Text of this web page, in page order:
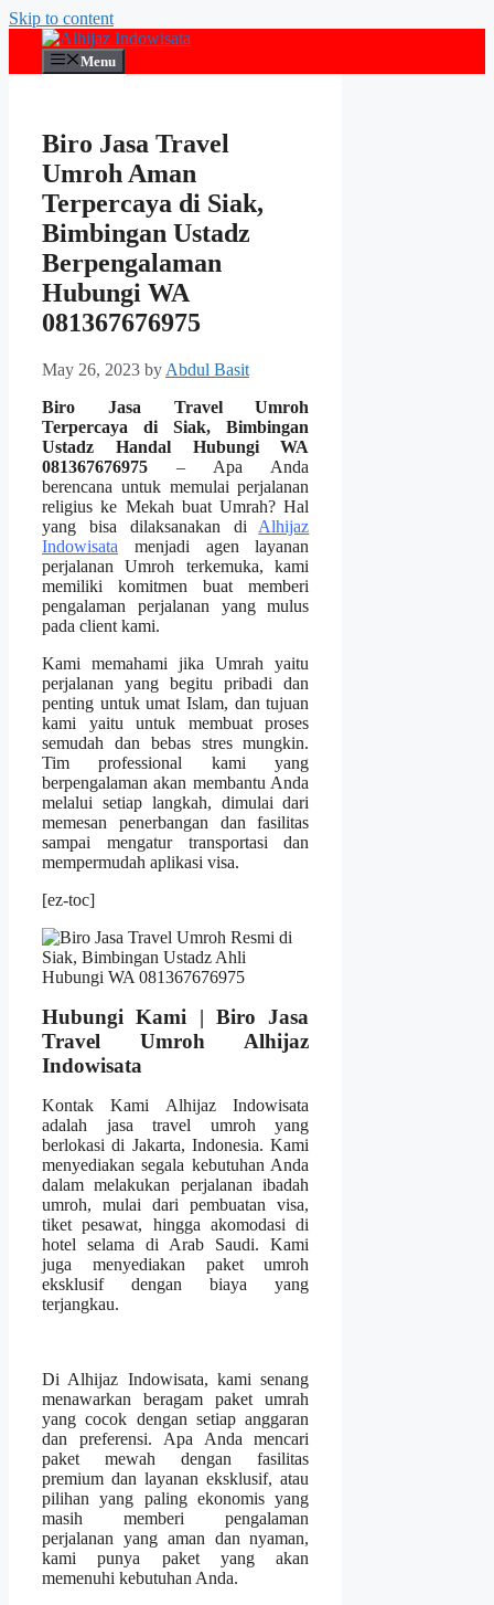
Skip to content
Menu
Biro Jasa Travel
Umroh Aman
Terpercaya di Siak,
Bimbingan Ustadz
Berpengalaman
Hubungi WA
081367676975
May 26, 2023 by Abdul Basit
Biro Jasa Travel Umroh
Terpercaya di Siak, Bimbingan
Ustadz Handal Hubungi WA
081367676975 – Apa Anda
berencana untuk memulai perjalanan
religius ke Mekah buat Umrah? Hal
yang bisa dilaksanakan di Alhijaz
Indowisata menjadi agen layanan
perjalanan Umroh terkemuka, kami
memiliki komitmen buat memberi
pengalaman perjalanan yang mulus
pada client kami.
Kami memahami jika Umrah yaitu
perjalanan yang begitu pribadi dan
penting untuk umat Islam, dan tujuan
kami yaitu untuk membuat proses
semudah dan bebas stres mungkin.
Tim professional kami yang
berpengalaman akan membantu Anda
melalui setiap langkah, dimulai dari
memesan penerbangan dan fasilitas
sampai mengatur transportasi dan
mempermudah aplikasi visa.
[ez-toc]
Hubungi Kami | Biro Jasa
Travel Umroh Alhijaz
Indowisata
Kontak Kami Alhijaz Indowisata
adalah jasa travel umroh yang
berlokasi di Jakarta, Indonesia. Kami
menyediakan segala kebutuhan Anda
dalam melakukan perjalanan ibadah
umroh, mulai dari pembuatan visa,
tiket pesawat, hingga akomodasi di
hotel selama di Arab Saudi. Kami
juga menyediakan paket umroh
eksklusif dengan biaya yang
terjangkau.
Di Alhijaz Indowisata, kami senang
menawarkan beragam paket umrah
yang cocok dengan setiap anggaran
dan preferensi. Apa Anda mencari
paket mewah dengan fasilitas
premium dan layanan eksklusif, atau
pilihan yang paling ekonomis yang
masih memberi pengalaman
perjalanan yang aman dan nyaman,
kami punya paket yang akan
memenuhi kebutuhan Anda.